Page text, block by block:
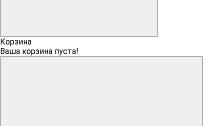
Корзина
Ваша корзина пуста!